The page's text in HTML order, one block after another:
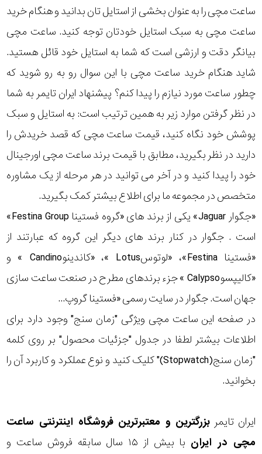
ساعت مچی را به عنوان بخشی از استایل تان بدانید و هنگام خرید
ساعت مچی به سبک استایل خودتان توجه کنید. ساعت مچی
بیانگر دقت و ارزشی است که شما به استایل خود قائل هستید.
شاید هنگام خرید ساعت مچی با این سوال رو به رو شوید که
چطور ساعت مورد نیازم را پیدا کنم؟ پیشنهاد ایران تایمر به شما
در نظر گرفتن موارد زیر به همین ترتیب است: به استایل و سبک
پوشش خود نگاه کنید، قیمت ساعت مچی که قصد خریدش را
دارید در نظر بگیرید، مطابق با قیمت برند ساعت مچی اورجینال
خود را پیدا کنید و در آخر می توانید در هر مرحله از یک مشاوره
متخصص در مجموعه ما برای اطلاع بیشتر کمک بگیرید.
«جگوار Jaguar» یکی از برند های «گروه فستینا Festina Group»
است . جگوار در کنار برند های دیگر این گروه که عبارتند از
«فستینا Festina»، «لوتوسLotus »، «کاندینوCandino » و
«کالیپسوCalypso » جزء برندهای مطرح در صنعت ساعت سازی
جهان است. جگوار در سایت رسمی «فستینا گروپ...
در صفحه این ساعت مچی ویژگی "زمان سنج" وجود دارد برای
اطلاعات بیشتر لطفا در جدول "جزئیات محصول" بر روی کلمه
"زمان سنج(Stopwatch)" کلیک کنید و نوع عملکرد و کاربرد آن را
بخوانید.
ایران تایمر بزرگترین و معتبرترین فروشگاه اینترنتی ساعت
مچی در ایران
با بیش از ۱۵ سال سابقه فروش ساعت و